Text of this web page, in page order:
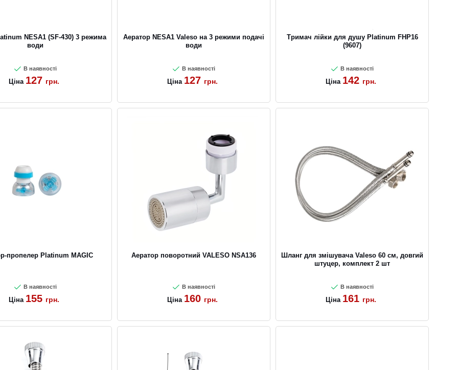
NESA1 (SF-430) 3 режима
води
В наявності
Ціна 127 грн.
Аератор NESA1 Valeso на 3 режими подачі
води
В наявності
Ціна 127 грн.
Тримач лійки для душу Platinum FHP16
(9607)
В наявності
Ціна 142 грн.
пропелер Platinum MAGIC
В наявності
Ціна 155 грн.
Аератор поворотний VALESO NSA136
В наявності
Ціна 160 грн.
Шланг для змішувача Valeso 60 см, довгий
штуцер, комплект 2 шт
В наявності
Ціна 161 грн.